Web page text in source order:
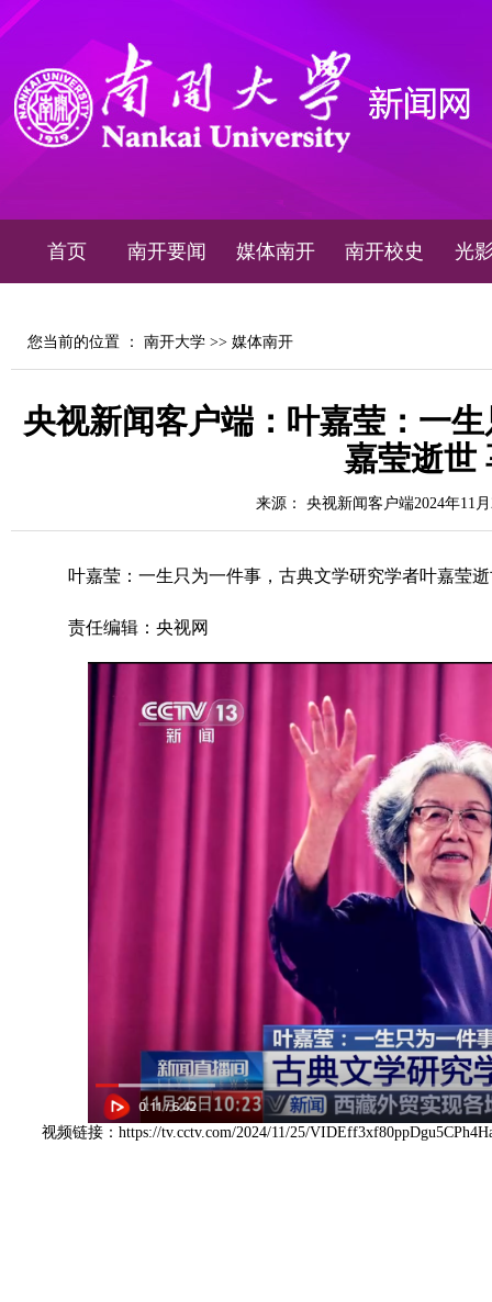
首页 南开要闻 媒体南开 南开校史 光
您当前的位置 ： 南开大学 >> 媒体南开
央视新闻客户端：叶嘉莹：一
嘉莹逝世
来源： 央视新闻客户端2024年11
叶嘉莹：一生只为一件事，古典文学研究学者叶嘉莹
责任编辑：央视网
视频链接： https://tv.cctv.com/2024/11/25/